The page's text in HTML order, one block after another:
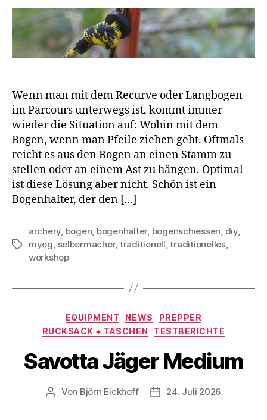
Wenn man mit dem Recurve oder Langbogen
im Parcours unterwegs ist, kommt immer
wieder die Situation auf: Wohin mit dem
Bogen, wenn man Pfeile ziehen geht. Oftmals
reicht es aus den Bogen an einen Stamm zu
stellen oder an einem Ast zu hängen. Optimal
ist diese Lösung aber nicht. Schön ist ein
Bogenhalter, der den […]
Schlagwörter
archery, bogen, bogenhalter, bogenschiessen, diy,
myog, selbermacher, traditionell,traditionelles,
workshop
Kategorien
EQUIPMENT NEWS
PREPPER
RUCKSACK + TASCHEN
TESTBERICHTE
Savotta Jäger Medium
Beitragsautor
Von Björn Eickhoff Veröffentlichungsdatum
24. Juli 2026